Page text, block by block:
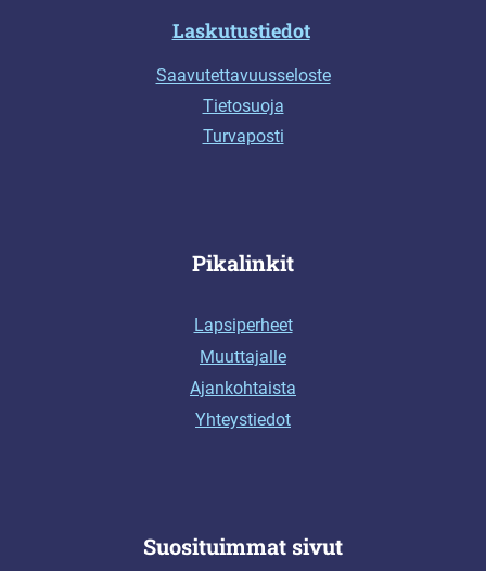
Laskutustiedot
Saavutettavuusseloste
Tietosuoja
Turvaposti
Pikalinkit
Lapsiperheet
Muuttajalle
Ajankohtaista
Yhteystiedot
Suosituimmat sivut